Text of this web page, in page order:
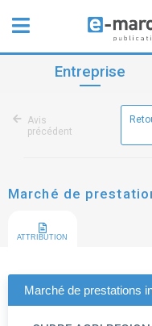
Entreprise
Avis
précédent
Marché de
ATTRIBUTION
Marché de prestations